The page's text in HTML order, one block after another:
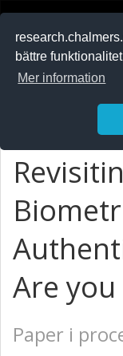
bättre
Mer information
Are
Paper i